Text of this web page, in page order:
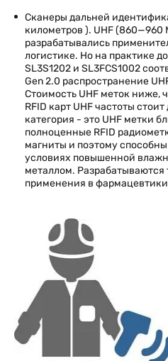
Сканеры дальней
километров ). UHF (860—960
разрабатывались
логистике. Но на практике
SL3S1202 и SL3FCS1002
Gen 2.0 распространение
Стоимость UHF меток ниже,
RFID карт UHF частоты
категория - это UHF метки
полноценные RFID
магниты и поэтому способны
условиях повышенной
металлом. Разрабатываются
применения в